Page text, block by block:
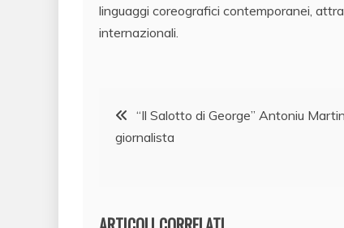
linguaggi coreografici contemporanei,
internazionali.
Navigazione
articoli
“Il Salotto di George” Antoniu
giornalista